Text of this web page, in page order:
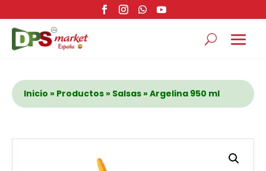
Inicio » Productos » Salsas » Argelina 950 ml